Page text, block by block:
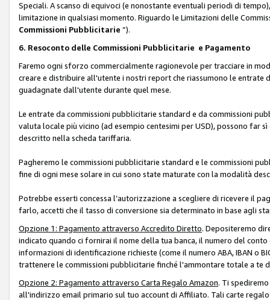
Speciali. A scanso di equivoci (e nonostante eventuali periodi di
limitazione in qualsiasi momento. Riguardo le Limitazioni delle
Commissioni Pubblicitarie ”).
6. Resoconto delle Commissioni Pubblicitarie e Pagamento
Faremo ogni sforzo commercialmente ragionevole per tracciare in
creare e distribuire all'utente i nostri report che riassumono le
guadagnate dall'utente durante quel mese.
Le entrate da commissioni pubblicitarie standard e da commissioni
valuta locale più vicino (ad esempio centesimi per USD), possono far
descritto nella scheda tariffaria.
Pagheremo le commissioni pubblicitarie standard e le commissioni
fine di ogni mese solare in cui sono state maturate con la modalità
Potrebbe esserti concessa l’autorizzazione a scegliere di ricevere il
farlo, accetti che il tasso di conversione sia determinato in base agli
Opzione 1: Pagamento attraverso Accredito Diretto. Depositeremo
indicato quando ci fornirai il nome della tua banca, il numero del
informazioni di identificazione richieste (come il numero ABA, IBAN o
trattenere le commissioni pubblicitarie finché l'ammontare totale a
Opzione 2: Pagamento attraverso Carta Regalo Amazon. Ti
all'indirizzo email primario sul tuo account di Affiliato. Tali carte